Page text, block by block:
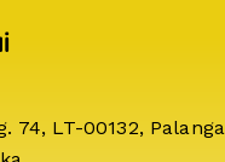
74, LT-00132,